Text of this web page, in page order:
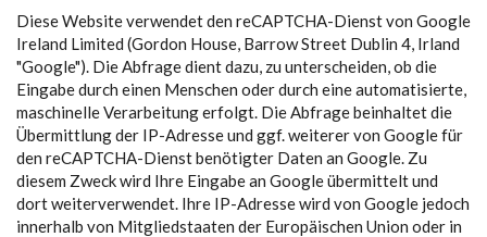
Diese Website verwendet den reCAPTCHA-Dienst von Google
Ireland Limited (Gordon House, Barrow Street Dublin 4, Irland
"Google"). Die Abfrage dient dazu, zu unterscheiden, ob die
Eingabe durch einen Menschen oder durch eine automatisierte,
maschinelle Verarbeitung erfolgt. Die Abfrage beinhaltet die
Übermittlung der IP-Adresse und ggf. weiterer von Google für
den reCAPTCHA-Dienst benötigter Daten an Google. Zu
diesem Zweck wird Ihre Eingabe an Google übermittelt und
dort weiterverwendet. Ihre IP-Adresse wird von Google jedoch
innerhalb von Mitgliedstaaten der Europäischen Union oder in